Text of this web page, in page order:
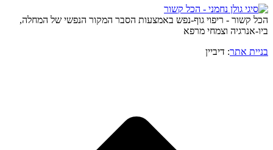
הכל קשור - ריפוי גוף-נפש באמצעות הסבר המקור הנפשי של המחלה,
ביו-אנרגיה וצמחי מרפא
בניית אתר: דיביין